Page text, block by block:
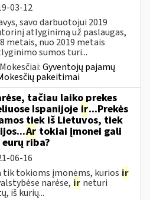
03-12
savo darbuotojui 2019
atlyginimą už paslaugas,
metais, nuo 2019 metais
sumos turi...
Mokesčiai:Gyventojų pajamų
pakeitimai
tačiau laiko prekes
Ispanijoje ir...Prekės
tiek iš Lietuvos, tiek
Ar tokiai įmonei gali
riba?
06-16
tik tokioms įmonėms, kurios ir
narėse, ir neturi
iš kurių...